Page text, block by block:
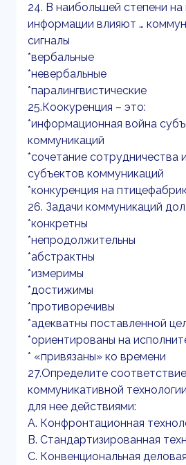
24. В наибольшей степени на
информации влияют …
сигналы
*вербальные
*невербальные
*паралингвистические
25.Коокуренция – это:
*информационная война
коммуникаций
*сочетание сотрудничества
субъектов коммуникаций
*конкуренция на
26. Задачи коммуникаций
*конкретны
*непродолжительны
*абстрактны
*измеримы
*достижимы
*противоречивы
*адекватны поставленной
*ориентированы на
* «привязаны» ко времени
27.Определите
коммуникативной
для нее действиями:
A. Конфронтационная
B. Стандартизированная
C. Конвенциональная